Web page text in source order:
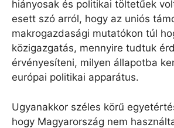
hiányosak és politikai töltetűek
esett szó arról, hogy az uniós
makrogazdasági mutatókon túl
közigazgatás, mennyire tudtuk
érvényesíteni, milyen állapotba
európai politikai apparátus.
Ugyanakkor széles körű
hogy Magyarország nem